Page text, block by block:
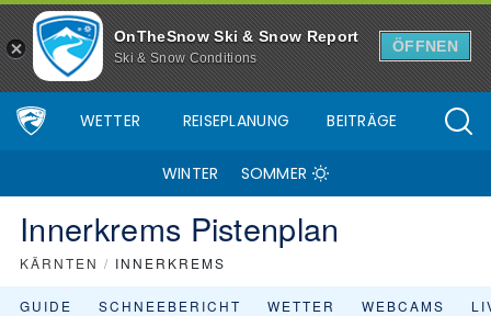
OnTheSnow Ski & Snow Report
Ski & Snow Conditions
ÖFFNEN
WETTER REISEPLANUNG BEITRÄGE
WINTER SOMMER
Innerkrems Pistenplan
KÄRNTEN / INNERKREMS
GUIDE SCHNEEBERICHT WETTER WEBCAMS